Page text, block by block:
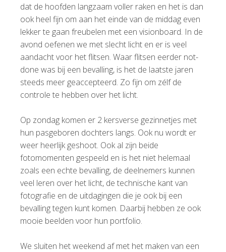
dat de hoofden langzaam voller raken en het is dan
ook heel fijn om aan het einde van de middag even
lekker te gaan freubelen met een visionboard. In de
avond oefenen we met slecht licht en er is veel
aandacht voor het flitsen. Waar flitsen eerder not-
done was bij een bevalling, is het de laatste jaren
steeds meer geaccepteerd. Zo fijn om zélf de
controle te hebben over het licht.
Op zondag komen er 2 kersverse gezinnetjes met
hun pasgeboren dochters langs. Ook nu wordt er
weer heerlijk geshoot. Ook al zijn beide
fotomomenten gespeeld en is het niet helemaal
zoals een echte bevalling, de deelnemers kunnen
veel leren over het licht, de technische kant van
fotografie en de uitdagingen die je ook bij een
bevalling tegen kunt komen. Daarbij hebben ze ook
mooie beelden voor hun portfolio.
We sluiten het weekend af met het maken van een